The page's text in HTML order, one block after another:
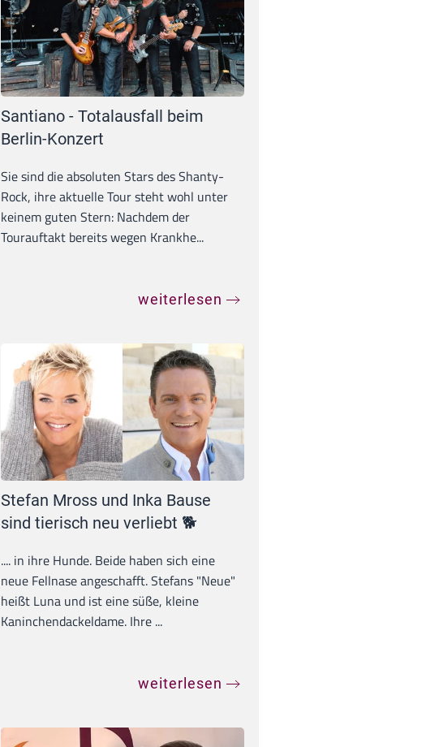
Santiano - Totalausfall beim
Berlin-Konzert
Sie sind die absoluten Stars des Shanty-
Rock, ihre aktuelle Tour steht wohl unter
keinem guten Stern: Nachdem der
Tourauftakt bereits wegen Krankhe...
weiterlesen
Stefan Mross und Inka Bause
sind tierisch neu verliebt 🐕
.... in ihre Hunde. Beide haben sich eine
neue Fellnase angeschafft. Stefans "Neue"
heißt Luna und ist eine süße, kleine
Kaninchendackeldame. Ihre ...
weiterlesen